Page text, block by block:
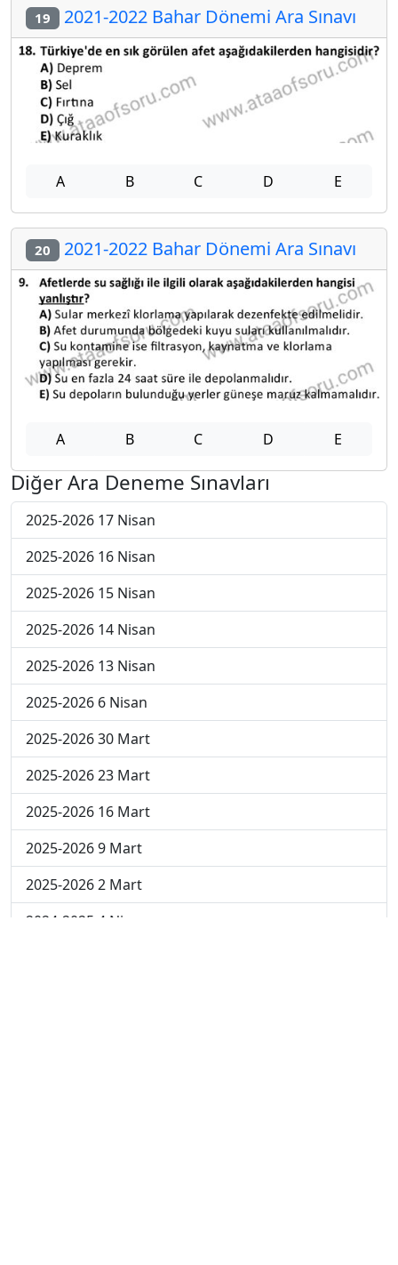
19 2021-2022 Bahar Dönemi Ara Sınavı
A B C D E
20 2021-2022 Bahar Dönemi Ara Sınavı
A B C D E
Diğer Ara Deneme Sınavları
2025-2026 17 Nisan
2025-2026 16 Nisan
2025-2026 15 Nisan
2025-2026 14 Nisan
2025-2026 13 Nisan
2025-2026 6 Nisan
2025-2026 30 Mart
2025-2026 23 Mart
2025-2026 16 Mart
2025-2026 9 Mart
2025-2026 2 Mart
2024-2025 4 Nisan